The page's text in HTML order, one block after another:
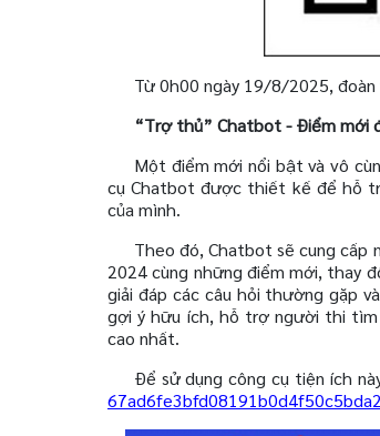
Từ 0h00 ngày 19/8/2025,
“Trợ thủ” Chatbot - Điểm mới
Một điểm mới nổi bật và vô
cụ Chatbot được thiết kế để hỗ
của mình.
Theo đó, Chatbot sẽ cung cấp
2024 cùng những điểm mới, thay
giải đáp các câu hỏi thường gặp
gợi ý hữu ích, hỗ trợ người thi
cao nhất.
Để sử dụng công cụ tiện ích